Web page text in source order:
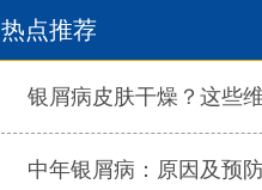
热点推荐
银屑病皮肤干燥？这些
中年银屑病：原因及预